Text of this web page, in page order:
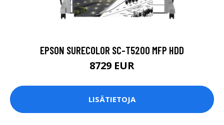
EPSON SURECOLOR SC-T5200 MFP HDD
8729 EUR
LISÄTIETOJA